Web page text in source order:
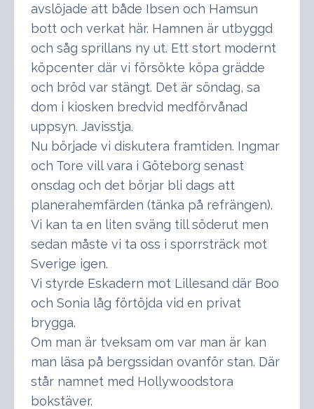
avslöjade att både Ibsen och Hamsun
bott och verkat här. Hamnen är utbyggd
och såg sprillans ny ut. Ett stort modernt
köpcenter där vi försökte köpa grädde
och bröd var stängt. Det är söndag, sa
dom i kiosken bredvid medförvånad
uppsyn. Javisstja.
Nu började vi diskutera framtiden. Ingmar
och Tore vill vara i Göteborg senast
onsdag och det börjar bli dags att
planerahemfärden (tänka på refrängen).
Vi kan ta en liten sväng till söderut men
sedan måste vi ta oss i sporrsträck mot
Sverige igen.
Vi styrde Eskadern mot Lillesand där Boo
och Sonia låg förtöjda vid en privat
brygga.
Om man är tveksam om var man är kan
man läsa på bergssidan ovanför stan. Där
står namnet med Hollywoodstora
bokstäver.